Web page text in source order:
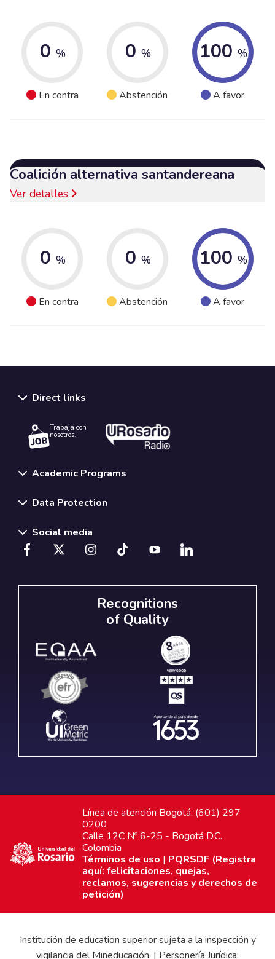
0 %
En contra
0 %
Abstención
100 %
A favor
Coalición alternativa santandereana
Ver detalles
0 %
En contra
0 %
Abstención
100 %
A favor
Direct links
Trabaja con
nosotros.
Academic Programs
Data Protection
Social media
Recognitions
of Quality
Línea de atención Bogotá: (601) 297
0200
Calle 12C Nº 6-25 - Bogotá D.C.
Colombia
Términos de uso | PQRSDF (Registra
aquí: felicitaciones, quejas,
reclamos, sugerencias y derechos de
petición)
Institución de education superior sujeta a la inspección y
vigilancia del Mineducación. | Personería Jurídica: